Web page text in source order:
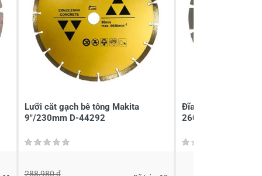
Lưỡi cắt gạch bê tông Makita
9"/230mm D-44292
288,980 đ
Đĩa cắt bê tông
2608602200